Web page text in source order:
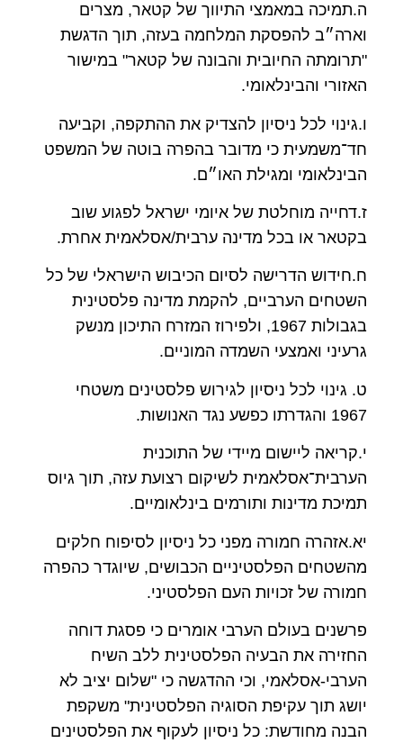
ה.תמיכה במאמצי התיווך של קטאר, מצרים
וארה״ב להפסקת המלחמה בעזה, תוך הדגשת
"תרומתה החיובית והבונה של קטאר" במישור
האזורי והבינלאומי.
ו.גינוי לכל ניסיון להצדיק את ההתקפה, וקביעה
חד־משמעית כי מדובר בהפרה בוטה של המשפט
הבינלאומי ומגילת האו״ם.
ז.דחייה מוחלטת של איומי ישראל לפגוע שוב
בקטאר או בכל מדינה ערבית/אסלאמית אחרת.
ח.חידוש הדרישה לסיום הכיבוש הישראלי של כל
השטחים הערביים, להקמת מדינה פלסטינית
בגבולות 1967, ולפירוז המזרח התיכון מנשק
גרעיני ואמצעי השמדה המוניים.
ט. גינוי לכל ניסיון לגירוש פלסטינים משטחי
1967 והגדרתו כפשע נגד האנושות.
י.קריאה ליישום מיידי של התוכנית
הערבית־אסלאמית לשיקום רצועת עזה, תוך גיוס
תמיכת מדינות ותורמים בינלאומיים.
יא.אזהרה חמורה מפני כל ניסיון לסיפוח חלקים
מהשטחים הפלסטיניים הכבושים, שיוגדר כהפרה
חמורה של זכויות העם הפלסטיני.
פרשנים בעולם הערבי אומרים כי פסגת דוחה
החזירה את הבעיה הפלסטינית ללב השיח
הערבי-אסלאמי, וכי ההדגשה כי "שלום יציב לא
יושג תוך עקיפת הסוגיה הפלסטינית" משקפת
הבנה מחודשת: כל ניסיון לעקוף את הפלסטינים